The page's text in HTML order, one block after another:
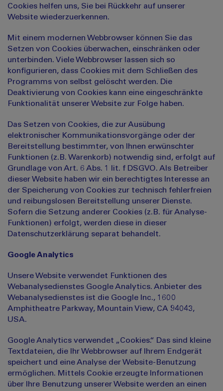
Cookies helfen uns, Sie bei Rückkehr auf unserer
Website wiederzuerkennen.
Mit einem modernen Webbrowser können Sie das
Setzen von Cookies überwachen, einschränken oder
unterbinden. Viele Webbrowser lassen sich so
konfigurieren, dass Cookies mit dem Schließen des
Programms von selbst gelöscht werden. Die
Deaktivierung von Cookies kann eine eingeschränkte
Funktionalität unserer Website zur Folge haben.
Das Setzen von Cookies, die zur Ausübung
elektronischer Kommunikationsvorgänge oder der
Bereitstellung bestimmter, von Ihnen erwünschter
Funktionen (z.B. Warenkorb) notwendig sind, erfolgt auf
Grundlage von Art. 6 Abs. 1 lit. f DSGVO. Als Betreiber
dieser Website haben wir ein berechtigtes Interesse an
der Speicherung von Cookies zur technisch fehlerfreien
und reibungslosen Bereitstellung unserer Dienste.
Sofern die Setzung anderer Cookies (z.B. für Analyse-
Funktionen) erfolgt, werden diese in dieser
Datenschutzerklärung separat behandelt.
Google Analytics
Unsere Website verwendet Funktionen des
Webanalysedienstes Google Analytics. Anbieter des
Webanalysedienstes ist die Google Inc., 1600
Amphitheatre Parkway, Mountain View, CA 94043,
USA.
Google Analytics verwendet „Cookies.“ Das sind kleine
Textdateien, die Ihr Webbrowser auf Ihrem Endgerät
speichert und eine Analyse der Website-Benutzung
ermöglichen. Mittels Cookie erzeugte Informationen
über Ihre Benutzung unserer Website werden an einen